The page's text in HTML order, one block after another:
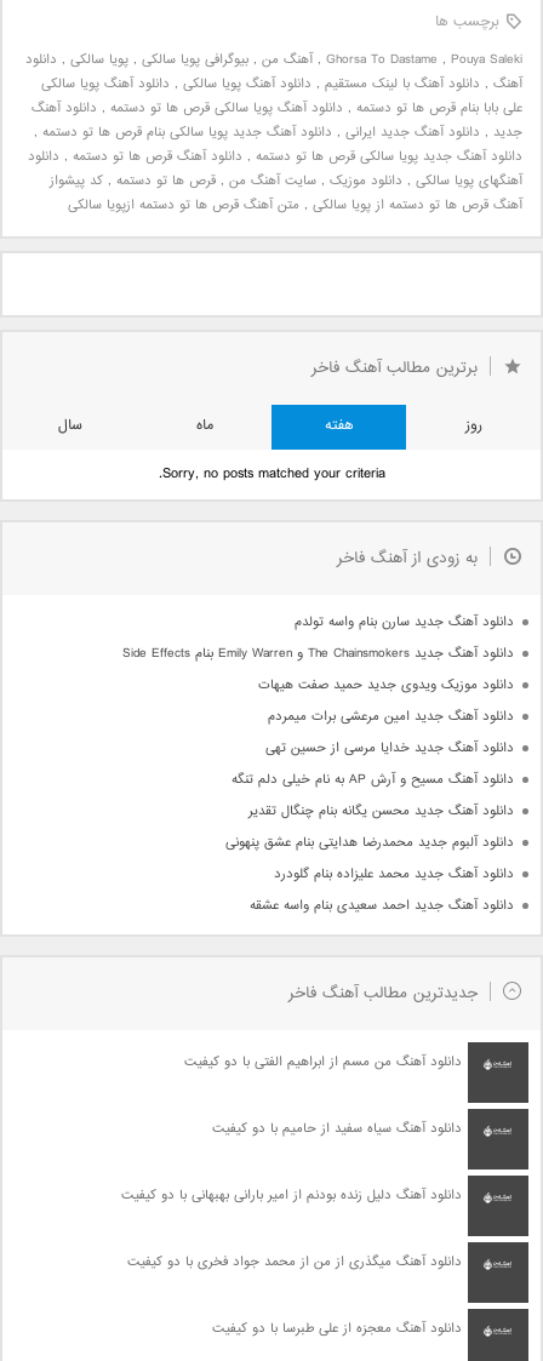
برچسب ها
Ghorsa To Dastame , Pouya Saleki
,آهنگ من , بیوگرافی پویا سالکی , پویا سالکی , دانلود
آهنگ , دانلود آهنگ با لینک مستقیم , دانلود آهنگ پویا سالکی , دانلود آهنگ پویا سالکی
علی بابا بنام قرص ها تو دستمه , دانلود آهنگ پویا سالکی قرص ها تو دستمه , دانلود آهنگ
جدید , دانلود آهنگ جدید ایرانی , دانلود آهنگ جدید پویا سالکی بنام قرص ها تو دستمه ,
دانلود آهنگ جدید پویا سالکی قرص ها تو دستمه , دانلود آهنگ قرص ها تو دستمه , دانلود
آهنگهای پویا سالکی , دانلود موزیک , سایت آهنگ من , قرص ها تو دستمه , کد پیشواز
آهنگ قرص ها تو دستمه از پویا سالکی , متن آهنگ قرص ها تو دستمه ازپویا سالکی
برترین مطالب آهنگ فاخر
روز هفته ماه
سال
Sorry, no posts matched your criteria.
به زودی از آهنگ فاخر
دانلود آهنگ جدید سارن بنام واسه تولدم
دانلود آهنگ جدید The Chainsmokers و Emily Warren بنام Side Effects
دانلود موزیک ویدوی جدید حمید صفت هیهات
دانلود آهنگ جدید امین مرعشی برات میمردم
دانلود آهنگ جدید خدایا مرسی از حسین تهی
دانلود آهنگ مسیح و آرش AP به نام خیلی دلم تنگه
دانلود آهنگ جدید محسن یگانه بنام چنگال تقدیر
دانلود آلبوم جدید محمدرضا هدایتی بنام عشق پنهونی
دانلود آهنگ جدید محمد علیزاده بنام گلودرد
دانلود آهنگ جدید احمد سعیدی بنام واسه عشقه
جدیدترین مطالب آهنگ فاخر
دانلود آهنگ من مسم از ابراهیم الفتی با دو کیفیت
دانلود آهنگ سیاه سفید از حامیم با دو کیفیت
دانلود آهنگ دلیل زنده بودنم از امیر بارانی بهبهانی با دو کیفیت
دانلود آهنگ میگذری از من از محمد جواد فخری با دو کیفیت
دانلود آهنگ معجزه از علی طبرسا با دو کیفیت